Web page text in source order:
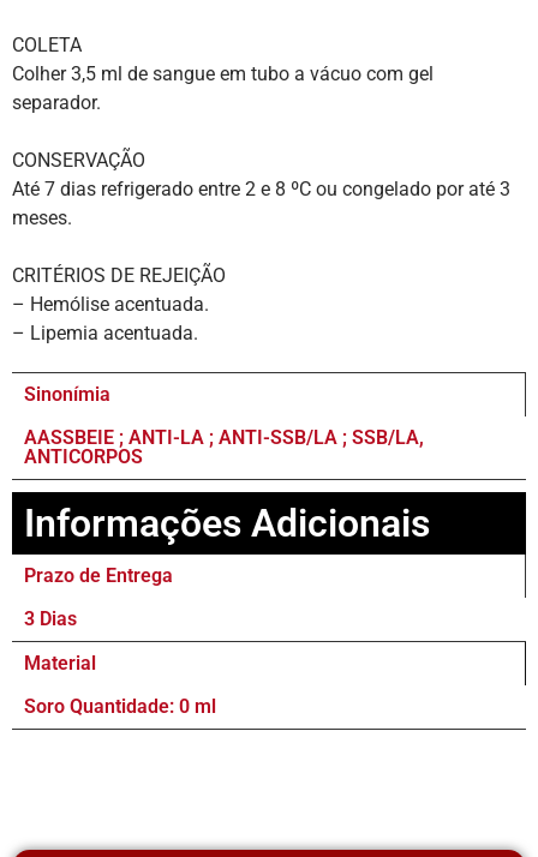
COLETA
Colher 3,5 ml de sangue em tubo a vácuo com gel
separador.
CONSERVAÇÃO
Até 7 dias refrigerado entre 2 e 8 ºC ou congelado por até 3
meses.
CRITÉRIOS DE REJEIÇÃO
– Hemólise acentuada.
– Lipemia acentuada.
Sinonímia
AASSBEIE ; ANTI-LA ; ANTI-SSB/LA ; SSB/LA,
ANTICORPOS
Informações Adicionais
Prazo de Entrega
3 Dias
Material
Soro Quantidade: 0 ml